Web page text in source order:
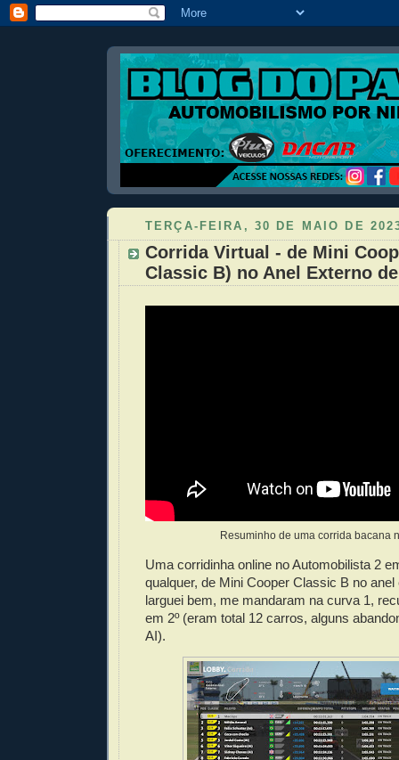
TERÇA-FEIRA, 30 DE MAIO DE
Corrida Virtual - de Mini
Classic B) no Anel Externo
Resuminho de uma corrida bacana
Uma corridinha online no Automobilista 2
qualquer, de Mini Cooper Classic B no
larguei bem, me mandaram na curva 1,
em 2º (eram total 12 carros, alguns
AI).